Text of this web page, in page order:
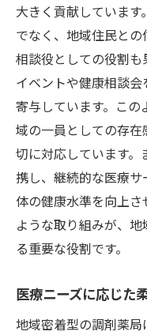
薬局がもた
通勤に便利な藤
療体験
通勤者に優
職場と自宅
通勤中でも
忙しい現代
地域密着型
通勤者の健
大きく貢献していま
でなく、地域住民と
相談役としての役割
イベントや健康相談
寄与しています。こ
域の一員としての存
切に対応しています
携し、継続的な医療
体の健康水準を向上
ような取り組みが、
る重要な役割です。
医療ニーズに応じた
地域密着型の調剤薬